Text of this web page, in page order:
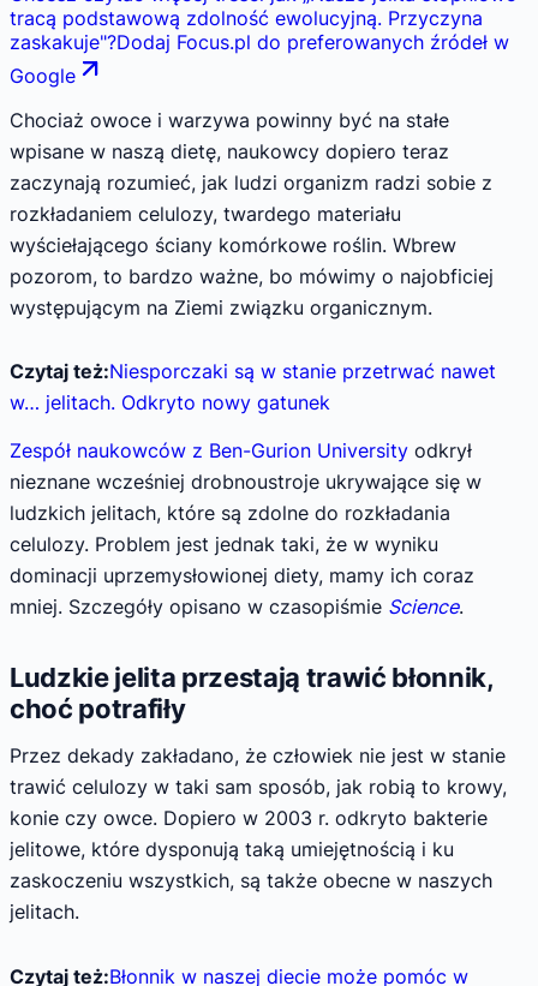
tracą podstawową zdolność ewolucyjną. Przyczyna
zaskakuje"?Dodaj Focus.pl do preferowanych źródeł w
Google
Chociaż owoce i warzywa powinny być na stałe
wpisane w naszą dietę, naukowcy dopiero teraz
zaczynają rozumieć, jak ludzi organizm radzi sobie z
rozkładaniem celulozy, twardego materiału
wyściełającego ściany komórkowe roślin. Wbrew
pozorom, to bardzo ważne, bo mówimy o najobficiej
występującym na Ziemi związku organicznym.
Czytaj też:Niesporczaki są w stanie przetrwać nawet
w… jelitach. Odkryto nowy gatunek
Zespół naukowców z Ben-Gurion University odkrył
nieznane wcześniej drobnoustroje ukrywające się w
ludzkich jelitach, które są zdolne do rozkładania
celulozy. Problem jest jednak taki, że w wyniku
dominacji uprzemysłowionej diety, mamy ich coraz
mniej. Szczegóły opisano w czasopiśmie Science.
Ludzkie jelita przestają trawić błonnik,
choć potrafiły
Przez dekady zakładano, że człowiek nie jest w stanie
trawić celulozy w taki sam sposób, jak robią to krowy,
konie czy owce. Dopiero w 2003 r. odkryto bakterie
jelitowe, które dysponują taką umiejętnością i ku
zaskoczeniu wszystkich, są także obecne w naszych
jelitach.
Czytaj też:Błonnik w naszej diecie może pomóc w